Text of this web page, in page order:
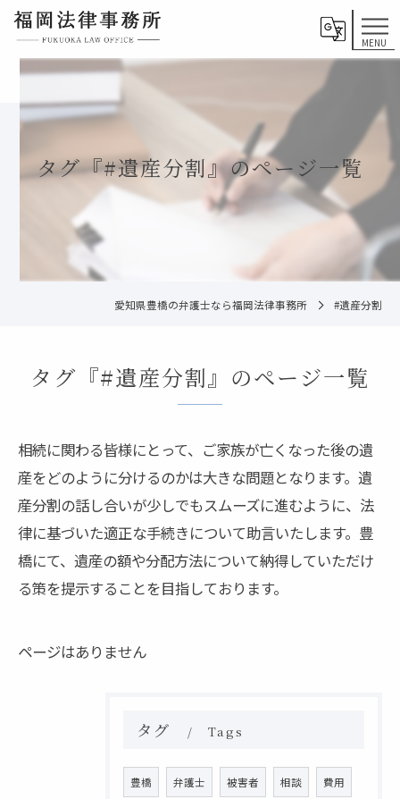
タグ『#遺産分割』のページ一覧
愛知県豊橋の弁護士なら福岡法律事務所 #遺産分割
タグ『#遺産分割』のページ一覧
相続に関わる皆様にとって、ご家族が亡くなった後の遺
産をどのように分けるのかは大きな問題となります。遺
産分割の話し合いが少しでもスムーズに進むように、法
律に基づいた適正な手続きについて助言いたします。豊
橋にて、遺産の額や分配方法について納得していただけ
る策を提示することを目指しております。
ページはありません
タグ Tags
豊橋 弁護士 被害者 相談 費用